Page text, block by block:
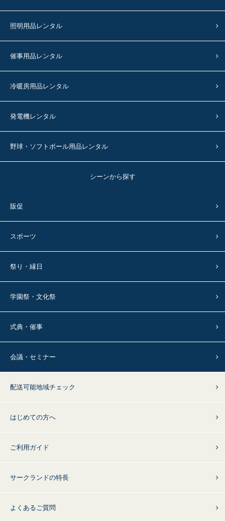
照明用品レンタル
催事用品レンタル
冷暖房用品レンタル
発電機レンタル
野球・ソフトボール用品レンタル
シーンから探す
販促
スポーツ
祭り・縁日
学園祭・文化祭
式典・催事
会議・セミナー
配送可能地域チェック
はじめての方へ
ご利用ガイド
サークランドの特長
よくあるご質問